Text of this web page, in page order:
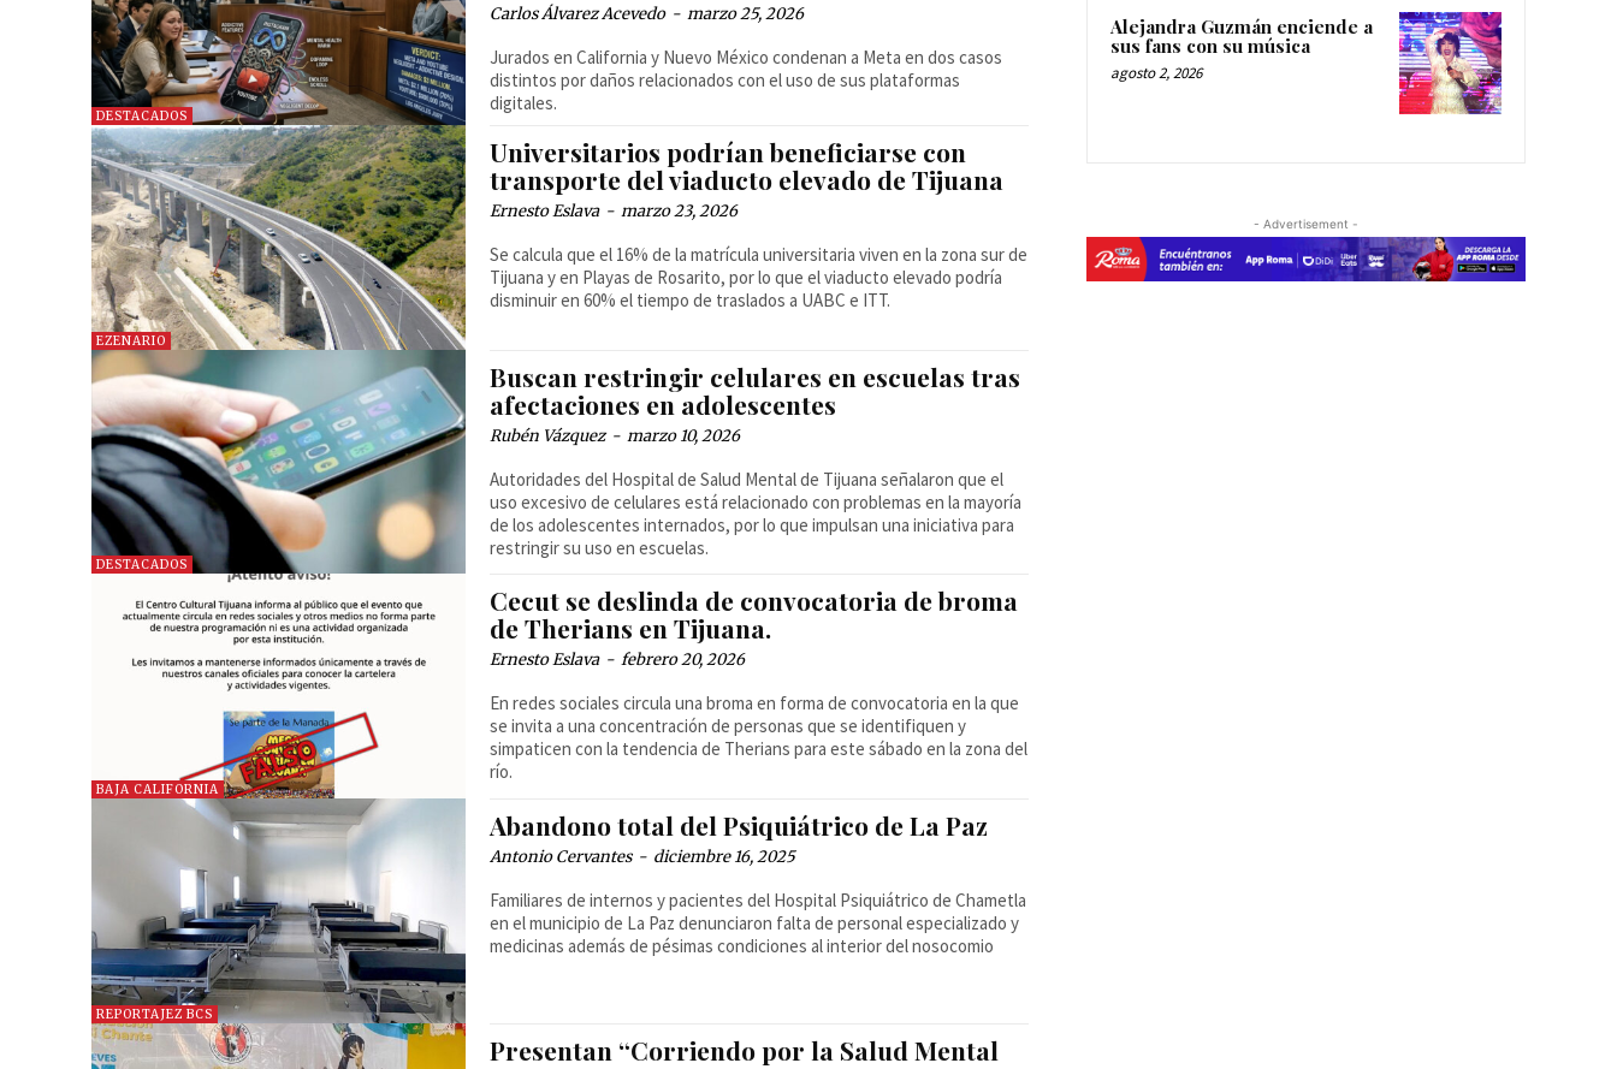
DESTACADOS
Carlos Álvarez Acevedo - marzo 25, 2026
Jurados en California y Nuevo México condenan a Meta en dos casos
distintos por daños relacionados con el uso de sus plataformas
digitales.
EZENARIO
Universitarios podrían beneficiarse con
transporte del viaducto elevado de Tijuana
Ernesto Eslava - marzo 23, 2026
Se calcula que el 16% de la matrícula universitaria viven en la zona sur de
Tijuana y en Playas de Rosarito, por lo que el viaducto elevado podría
disminuir en 60% el tiempo de traslados a UABC e ITT.
DESTACADOS
Buscan restringir celulares en escuelas tras
afectaciones en adolescentes
Rubén Vázquez - marzo 10, 2026
Autoridades del Hospital de Salud Mental de Tijuana señalaron que el
uso excesivo de celulares está relacionado con problemas en la mayoría
de los adolescentes internados, por lo que impulsan una iniciativa para
restringir su uso en escuelas.
BAJA CALIFORNIA
Cecut se deslinda de convocatoria de broma
de Therians en Tijuana.
Ernesto Eslava - febrero 20, 2026
En redes sociales circula una broma en forma de convocatoria en la que
se invita a una concentración de personas que se identifiquen y
simpaticen con la tendencia de Therians para este sábado en la zona del
río.
REPORTAJEZ BCS
Abandono total del Psiquiátrico de La Paz
Antonio Cervantes - diciembre 16, 2025
Familiares de internos y pacientes del Hospital Psiquiátrico de Chametla
en el municipio de La Paz denunciaron falta de personal especializado y
medicinas además de pésimas condiciones al interior del nosocomio
Presentan “Corriendo por la Salud Mental
Alejandra Guzmán enciende a
sus fans con su música
agosto 2, 2026
- Advertisement -